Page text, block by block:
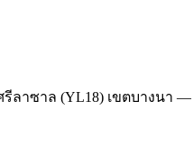
รีลาซาล (YL18) เขตบางนา